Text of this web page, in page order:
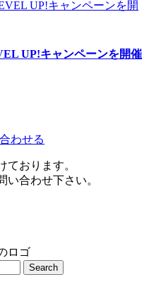
UP!キャンペーンを開催
わせる
ております。
い合わせ下さい。
Search